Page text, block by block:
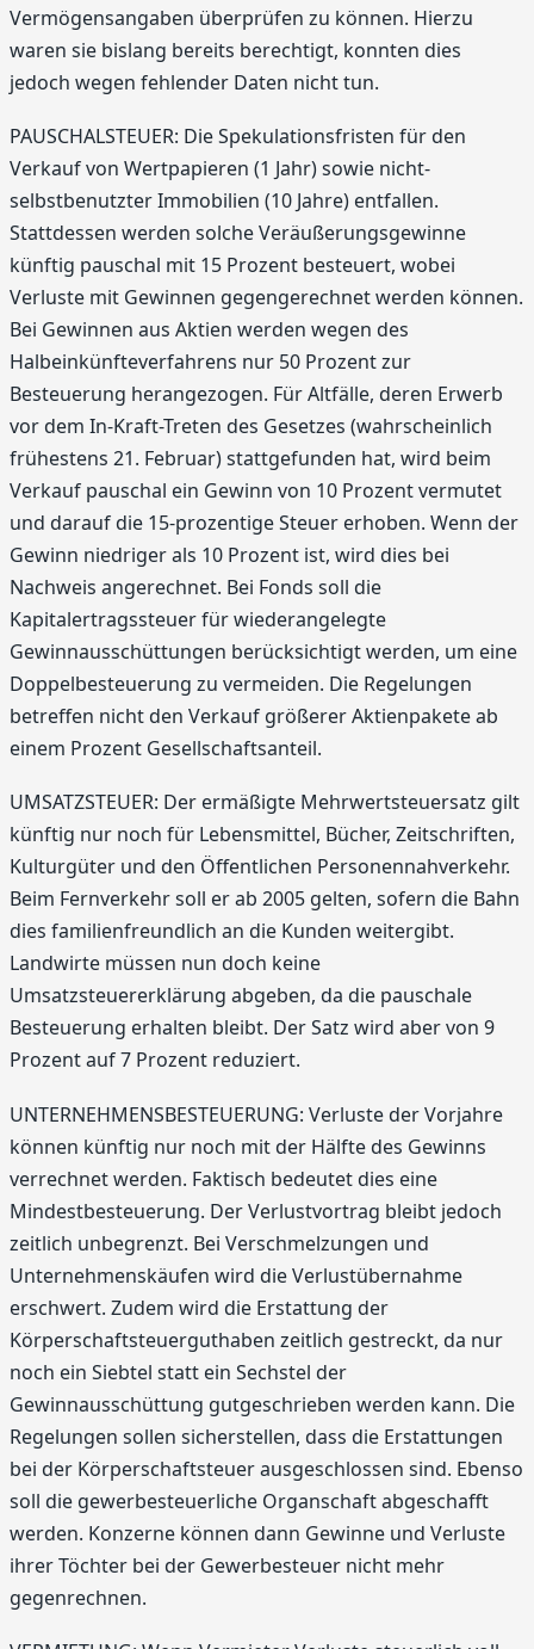
Vermögensangaben überprüfen zu können. Hierzu
waren sie bislang bereits berechtigt, konnten dies
jedoch wegen fehlender Daten nicht tun.
PAUSCHALSTEUER: Die Spekulationsfristen für den
Verkauf von Wertpapieren (1 Jahr) sowie nicht-
selbstbenutzter Immobilien (10 Jahre) entfallen.
Stattdessen werden solche Veräußerungsgewinne
künftig pauschal mit 15 Prozent besteuert, wobei
Verluste mit Gewinnen gegengerechnet werden können.
Bei Gewinnen aus Aktien werden wegen des
Halbeinkünfteverfahrens nur 50 Prozent zur
Besteuerung herangezogen. Für Altfälle, deren Erwerb
vor dem In-Kraft-Treten des Gesetzes (wahrscheinlich
frühestens 21. Februar) stattgefunden hat, wird beim
Verkauf pauschal ein Gewinn von 10 Prozent vermutet
und darauf die 15-prozentige Steuer erhoben. Wenn der
Gewinn niedriger als 10 Prozent ist, wird dies bei
Nachweis angerechnet. Bei Fonds soll die
Kapitalertragssteuer für wiederangelegte
Gewinnausschüttungen berücksichtigt werden, um eine
Doppelbesteuerung zu vermeiden. Die Regelungen
betreffen nicht den Verkauf größerer Aktienpakete ab
einem Prozent Gesellschaftsanteil.
UMSATZSTEUER: Der ermäßigte Mehrwertsteuersatz gilt
künftig nur noch für Lebensmittel, Bücher, Zeitschriften,
Kulturgüter und den Öffentlichen Personennahverkehr.
Beim Fernverkehr soll er ab 2005 gelten, sofern die Bahn
dies familienfreundlich an die Kunden weitergibt.
Landwirte müssen nun doch keine
Umsatzsteuererklärung abgeben, da die pauschale
Besteuerung erhalten bleibt. Der Satz wird aber von 9
Prozent auf 7 Prozent reduziert.
UNTERNEHMENSBESTEUERUNG: Verluste der Vorjahre
können künftig nur noch mit der Hälfte des Gewinns
verrechnet werden. Faktisch bedeutet dies eine
Mindestbesteuerung. Der Verlustvortrag bleibt jedoch
zeitlich unbegrenzt. Bei Verschmelzungen und
Unternehmenskäufen wird die Verlustübernahme
erschwert. Zudem wird die Erstattung der
Körperschaftsteuerguthaben zeitlich gestreckt, da nur
noch ein Siebtel statt ein Sechstel der
Gewinnausschüttung gutgeschrieben werden kann. Die
Regelungen sollen sicherstellen, dass die Erstattungen
bei der Körperschaftsteuer ausgeschlossen sind. Ebenso
soll die gewerbesteuerliche Organschaft abgeschafft
werden. Konzerne können dann Gewinne und Verluste
ihrer Töchter bei der Gewerbesteuer nicht mehr
gegenrechnen.